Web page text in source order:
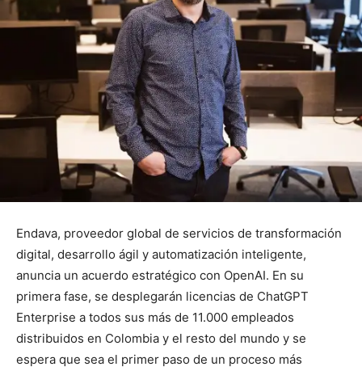
Endava, proveedor global de servicios de transformación
digital, desarrollo ágil y automatización inteligente,
anuncia un acuerdo estratégico con OpenAI. En su
primera fase, se desplegarán licencias de ChatGPT
Enterprise a todos sus más de 11.000 empleados
distribuidos en Colombia y el resto del mundo y se
espera que sea el primer paso de un proceso más